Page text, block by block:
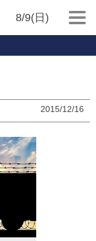
8/9(日)
2015/12/16